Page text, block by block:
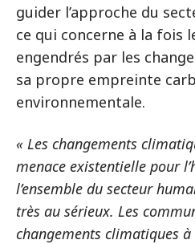
guider l’approche du
ce qui concerne à la fois
engendrés par les
sa propre empreinte
environnementale.
« Les changements
menace existentielle pour
l’ensemble du secteur
très au sérieux. Les
changements climatiques